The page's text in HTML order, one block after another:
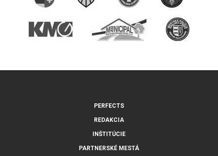
PERFECTS
REDAKCIA
INŠTITÚCIE
PARTNERSKÉ MESTÁ